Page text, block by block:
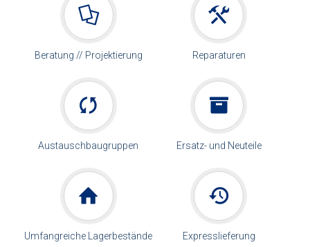
Beratung // Projektierung Reparaturen
Austauschbaugruppen Ersatz- und Neuteile
Umfangreiche Lagerbestände Expresslieferung